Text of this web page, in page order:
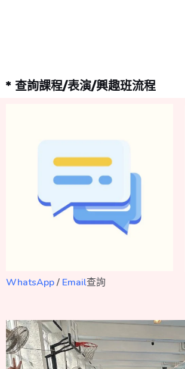
* 查詢課程/表演/興趣班流程
WhatsApp/ Email查詢